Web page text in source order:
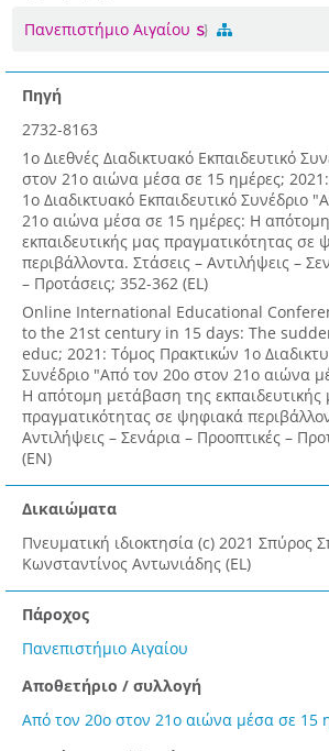
Πανεπιστήμιο Αιγαίου
Πηγή
2732-8163
1ο Διεθνές Διαδικτυακό Εκπαιδευτικό
στον 21ο αιώνα μέσα σε 15 ημέρες;
1ο Διαδικτυακό Εκπαιδευτικό Συνέδριο
21ο αιώνα μέσα σε 15 ημέρες: Η
εκπαιδευτικής μας πραγματικότητας σε
περιβάλλοντα. Στάσεις – Αντιλήψεις –
– Προτάσεις; 352-362 (EL)
Online International Educational
to the 21st century in 15 days: The
educ; 2021: Τόμος Πρακτικών 1ο
Συνέδριο "Από τον 20ο στον 21ο αιώνα
Η απότομη μετάβαση της εκπαιδευτικής
πραγματικότητας σε ψηφιακά
Αντιλήψεις – Σενάρια – Προοπτικές –
(EN)
Δικαιώματα
Πνευματική ιδιοκτησία (c) 2021 Σπύρος
Κωνσταντίνος Αντωνιάδης (EL)
Πάροχος
Πανεπιστήμιο Αιγαίου
Αποθετήριο / συλλογή
Από τον 20ο στον 21ο αιώνα μέσα σε 15